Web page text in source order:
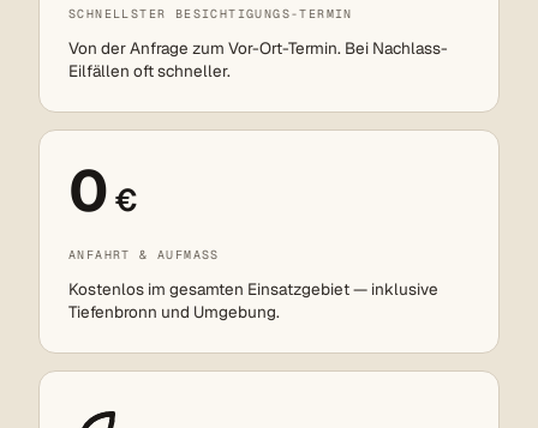
SCHNELLSTER BESICHTIGUNGS-TERMIN
Von der Anfrage zum Vor-Ort-Termin. Bei Nachlass-
Eilfällen oft schneller.
0 €
ANFAHRT & AUFMASS
Kostenlos im gesamten Einsatzgebiet — inklusive
Tiefenbronn und Umgebung.